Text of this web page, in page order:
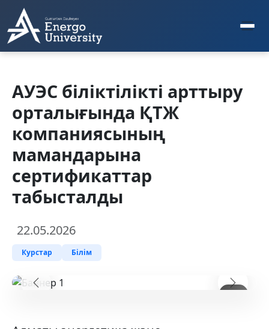
АУЭС біліктілікті арттыру
орталығында ҚТЖ
компаниясының
мамандарына
сертификаттар
табысталды
22.05.2026
Курстар Білім
1/ 5
Предыдущий